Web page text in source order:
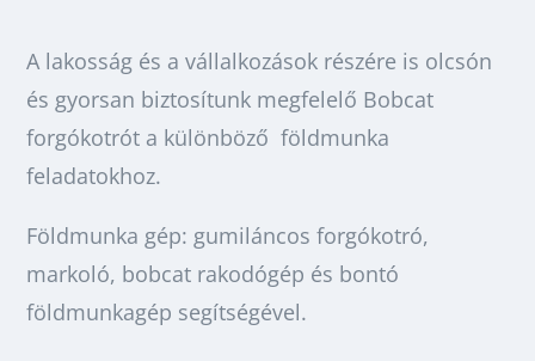
A lakosság és a vállalkozások részére is olcsón
és gyorsan biztosítunk megfelelő Bobcat
forgókotrót a különböző földmunka
feladatokhoz.
Földmunka gép: gumiláncos forgókotró,
markoló, bobcat rakodógép és bontó
földmunkagép segítségével.